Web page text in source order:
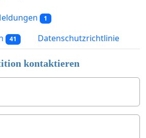
1
41 Datenschutzrichtlinie
kontaktieren